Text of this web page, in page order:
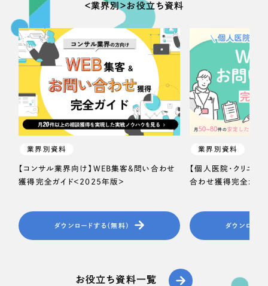
＜業界別＞お役立ち資料
業界別資料
【コンサル業界向け】WEB集客＆問い合わせ
獲得完全ガイド＜2025年版＞
ダウンロードする（無料）
業界別資料
【個人医院・クリニッ
合わせ獲得完全ガイ
ダウンロード
お役立ち資料一覧